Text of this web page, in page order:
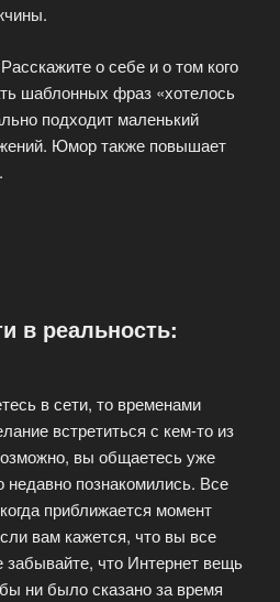
о себе и о том кого
шаблонных фраз «хотелось
подходит маленький
Юмор также повышает
в реальность:
в сети, то временами
встретиться с кем-то из
вы общаетесь уже
недавно познакомились. Все
приближается момент
вам кажется, что вы все
забывайте, что Интернет вещь
ни было сказано за время